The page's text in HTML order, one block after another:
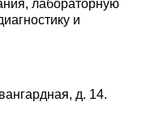
лабораторную
и
д. 14.